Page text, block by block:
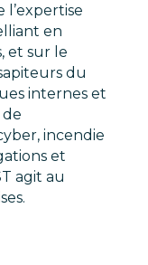
l’expertise
en
et sur le
du
internes et
de
incendie
et
agit au